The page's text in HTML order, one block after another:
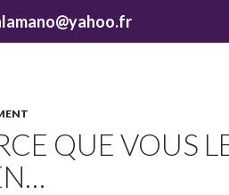
QUE VOUS